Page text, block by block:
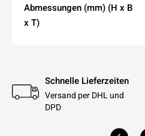
Abmessungen (mm) (H x B
x T)
Schnelle Lieferzeiten
Versand per DHL und
DPD